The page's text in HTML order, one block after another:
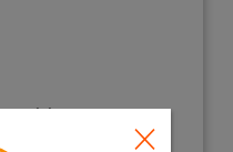
Téléphone :
(61) 7 4972 8488